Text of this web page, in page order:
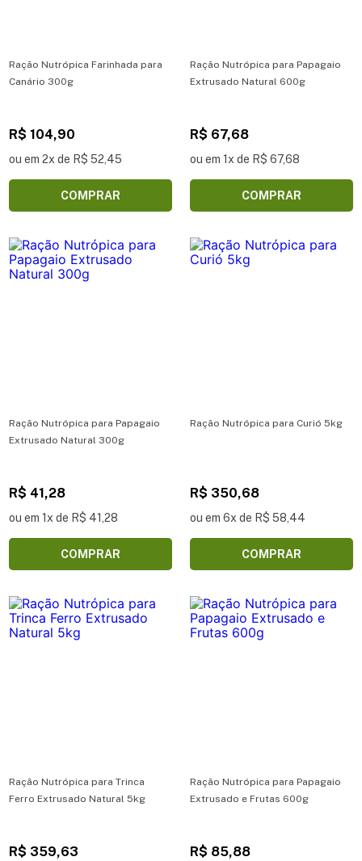
Ração Nutrópica Farinhada para
Canário 300g
R$ 104,90
ou em 2x de R$ 52,45
COMPRAR
Ração Nutrópica para Papagaio
Extrusado Natural 600g
R$ 67,68
ou em 1x de R$ 67,68
COMPRAR
Ração Nutrópica para Papagaio
Extrusado Natural 300g
R$ 41,28
ou em 1x de R$ 41,28
COMPRAR
Ração Nutrópica para Curió 5kg
R$ 350,68
ou em 6x de R$ 58,44
COMPRAR
Ração Nutrópica para Trinca
Ferro Extrusado Natural 5kg
R$ 359,63
Ração Nutrópica para Papagaio
Extrusado e Frutas 600g
R$ 85,88